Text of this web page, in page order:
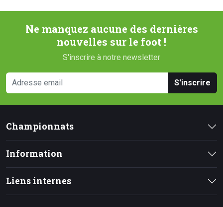
Ne manquez aucune des dernières
nouvelles sur le foot !
S'inscrire à notre newsletter
S'inscrire
Championnats
Information
Liens internes